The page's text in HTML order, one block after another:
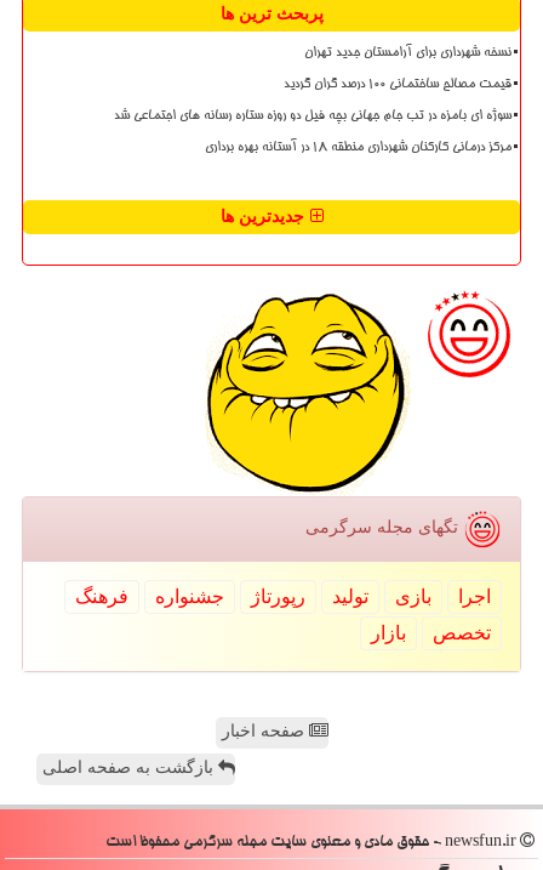
پربحث ترین ها
نسخه شهرداری برای آرامستان جدید تهران
قیمت مصالح ساختمانی ۱۰۰ درصد گران گردید
سوژه ای بامزه در تب جام جهانی بچه فیل دو روزه ستاره رسانه های اجتماعی شد
مرکز درمانی کارکنان شهرداری منطقه ۱۸ در آستانه بهره برداری
جدیدترین ها
تگهای مجله سرگرمی
اجرا بازی تولید رپورتاژ جشنواره
فرهنگ
تخصص
بازار
صفحه اخبار
بازگشت به صفحه اصلی